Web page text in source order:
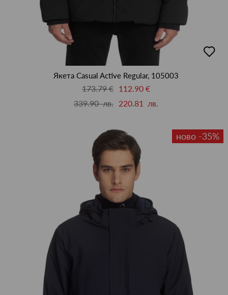
в
Якета Casual Active Regular, 105003
173.79 € 112.90 €
339.90 лв. 220.81 лв.
ново -35%